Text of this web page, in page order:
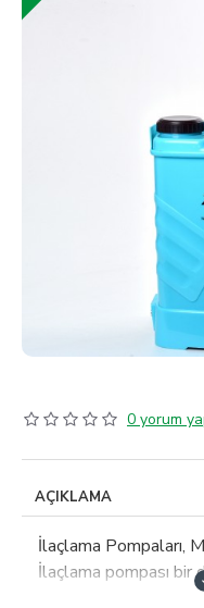
0 yorum
AÇIKLAMA
İlaçlama Pompaları,
İlaçlama pompası bir
pompası ve benzinli